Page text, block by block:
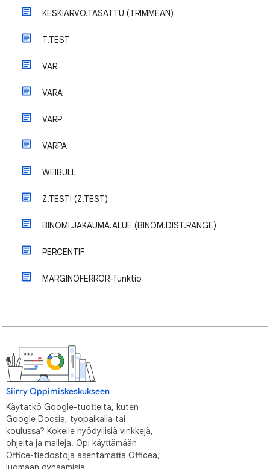
KESKIARVO.TASATTU (TRIMMEAN)
T.TEST
VAR
VARA
VARP
VARPA
WEIBULL
Z.TESTI (Z.TEST)
BINOMI.JAKAUMA.ALUE (BINOM.DIST.RANGE)
PERCENTIF
MARGINOFERROR-funktio
Siirry Oppimiskeskukseen
Käytätkö Google-tuotteita, kuten
Google Docsia, työpaikalla tai
koulussa? Kokeile hyödyllisiä vinkkejä,
ohjeita ja malleja. Opi käyttämään
Office-tiedostoja asentamatta Officea,